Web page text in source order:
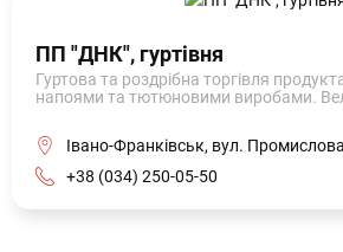
ПП "ДНК", гуртівня
Гуртова та роздрібна торгівля
напоями та тютюновими виробами.
Івано-Франківськ, вул.
+38 (034) 250-05-50